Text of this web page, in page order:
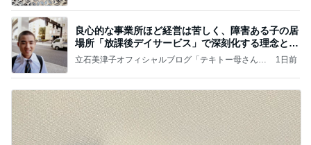
良心的な事業所ほど経営は苦しく、障害ある子の居
場所「放課後デイサービス」で深刻化する理念と現
実の
立石美津子オフィシャルブログ「テキトー母さんの
1日前